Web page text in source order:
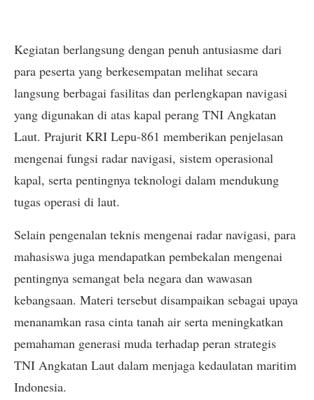
Kegiatan berlangsung dengan penuh antusiasme dari
para peserta yang berkesempatan melihat secara
langsung berbagai fasilitas dan perlengkapan navigasi
yang digunakan di atas kapal perang TNI Angkatan
Laut. Prajurit KRI Lepu-861 memberikan penjelasan
mengenai fungsi radar navigasi, sistem operasional
kapal, serta pentingnya teknologi dalam mendukung
tugas operasi di laut.
Selain pengenalan teknis mengenai radar navigasi, para
mahasiswa juga mendapatkan pembekalan mengenai
pentingnya semangat bela negara dan wawasan
kebangsaan. Materi tersebut disampaikan sebagai upaya
menanamkan rasa cinta tanah air serta meningkatkan
pemahaman generasi muda terhadap peran strategis
TNI Angkatan Laut dalam menjaga kedaulatan maritim
Indonesia.